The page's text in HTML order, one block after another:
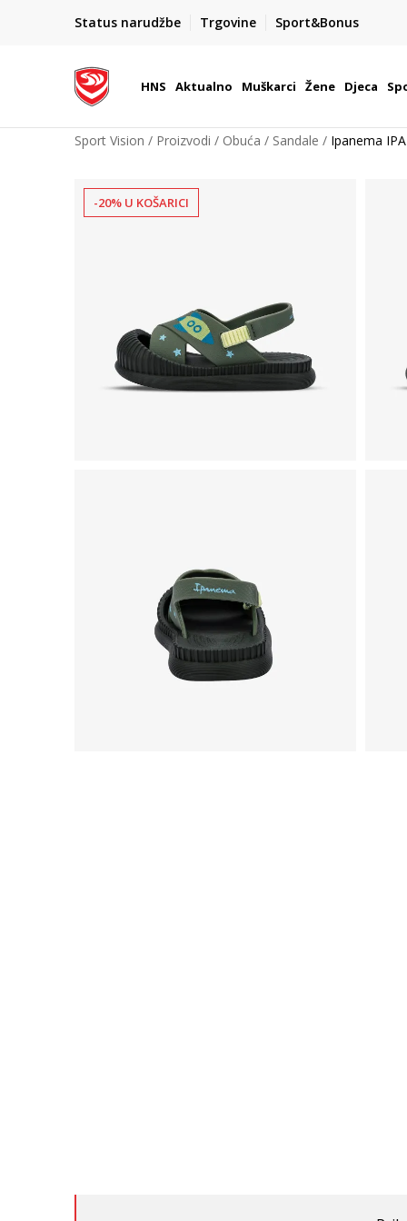
Status narudžbe Trgovine Sport&Bonus
BOX NOW
Dostava 1,50 €
| Više od 800 paketomata u
HNS Aktualno Muškarci Žene Djeca
Sport Vision Proizvodi Obuća Sandale Ipanema
-20% U KOŠARICI